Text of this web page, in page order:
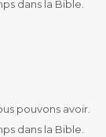
dans la Bible.
pouvons avoir.
dans la Bible.